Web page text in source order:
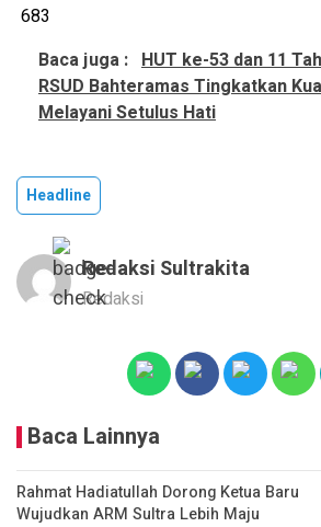
683
Baca juga : HUT ke-53 dan 11
RSUD Bahteramas Tingkatkan
Melayani Setulus Hati
Headline
Redaksi Sultrakita
Redaksi
Baca Lainnya
Rahmat Hadiatullah Dorong Ketua Baru
Wujudkan ARM Sultra Lebih Maju